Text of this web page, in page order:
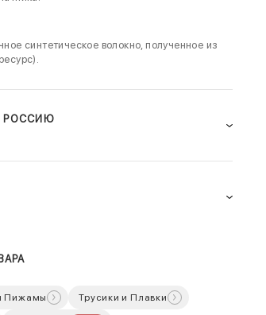
синтетическое волокно, полученное из
РОССИЮ
Пижамы Трусики и Плавки